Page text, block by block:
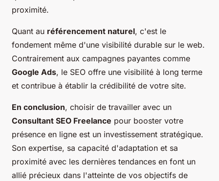
proximité.
Quant au référencement naturel, c'est le
fondement même d'une visibilité durable sur le web.
Contrairement aux campagnes payantes comme
Google Ads, le SEO offre une visibilité à long terme
et contribue à établir la crédibilité de votre site.
En conclusion, choisir de travailler avec un
Consultant SEO Freelance pour booster votre
présence en ligne est un investissement stratégique.
Son expertise, sa capacité d'adaptation et sa
proximité avec les dernières tendances en font un
allié précieux dans l'atteinte de vos objectifs de